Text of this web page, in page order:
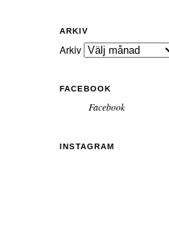
ARKIV
Arkiv
FACEBOOK
Facebook
INSTAGRAM